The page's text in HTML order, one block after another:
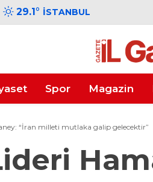
29.1° İSTANBUL
Spor Magazin
“İran milleti mutlaka galip gelecektir”